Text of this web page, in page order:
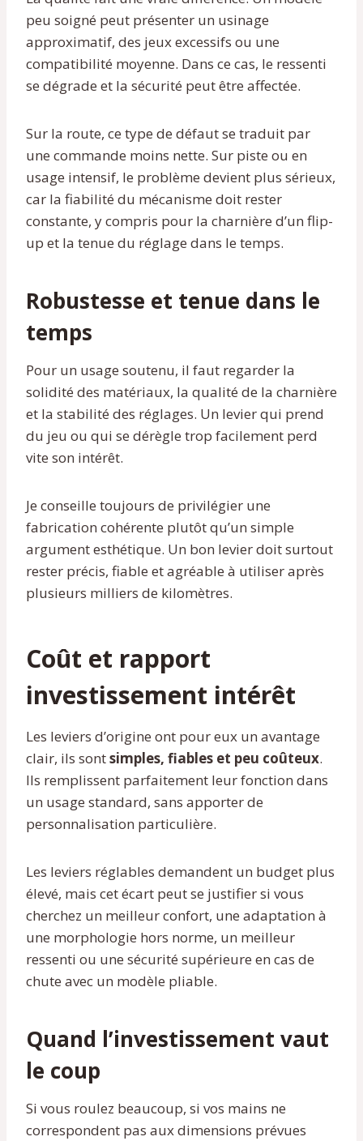
peu soigné peut présenter un usinage
approximatif, des jeux excessifs ou une
compatibilité moyenne. Dans ce cas, le ressenti
se dégrade et la sécurité peut être affectée.
Sur la route, ce type de défaut se traduit par
une commande moins nette. Sur piste ou en
usage intensif, le problème devient plus sérieux,
car la fiabilité du mécanisme doit rester
constante, y compris pour la charnière d’un flip-
up et la tenue du réglage dans le temps.
Robustesse et tenue dans le
temps
Pour un usage soutenu, il faut regarder la
solidité des matériaux, la qualité de la charnière
et la stabilité des réglages. Un levier qui prend
du jeu ou qui se dérègle trop facilement perd
vite son intérêt.
Je conseille toujours de privilégier une
fabrication cohérente plutôt qu’un simple
argument esthétique. Un bon levier doit surtout
rester précis, fiable et agréable à utiliser après
plusieurs milliers de kilomètres.
Coût et rapport
investissement intérêt
Les leviers d’origine ont pour eux un avantage
clair, ils sontsimples, fiables et peu coûteux.
Ils remplissent parfaitement leur fonction dans
un usage standard, sans apporter de
personnalisation particulière.
Les leviers réglables demandent un budget plus
élevé, mais cet écart peut se justifier si vous
cherchez un meilleur confort, une adaptation à
une morphologie hors norme, un meilleur
ressenti ou une sécurité supérieure en cas de
chute avec un modèle pliable.
Quand l’investissement vaut
le coup
Si vous roulez beaucoup, si vos mains ne
correspondent pas aux dimensions prévues